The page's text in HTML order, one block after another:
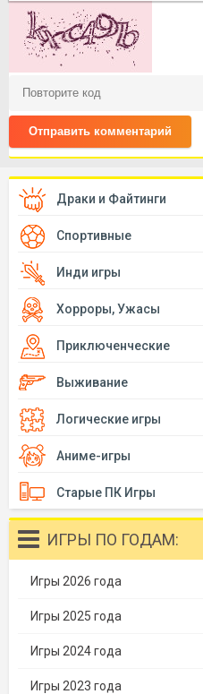
Отправить комментарий
Драки и Файтинги
Спортивные
Инди игры
Хорроры, Ужасы
Приключенческие
Выживание
Логические игры
Аниме-игры
Старые ПК Игры
ИГРЫ ПО ГОДАМ:
Игры 2026 года
Игры 2025 года
Игры 2024 года
Игры 2023 года